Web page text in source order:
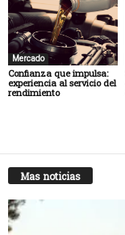
Mercado
Confianza que impulsa:
experiencia al servicio del
rendimiento
Mas noticias